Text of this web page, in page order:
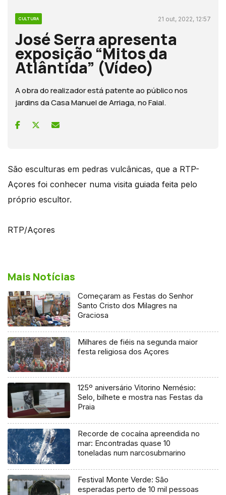
CULTURA 21 out, 2022, 12:57
José Serra apresenta
exposição “Mitos da
Atlântida” (Vídeo)
A obra do realizador está patente ao público nos
jardins da Casa Manuel de Arriaga, no Faial.
São esculturas em pedras vulcânicas, que a RTP-
Açores foi conhecer numa visita guiada feita pelo
próprio escultor.
RTP/Açores
Mais Notícias
Começaram as Festas do Senhor
Santo Cristo dos Milagres na
Graciosa
Milhares de fiéis na segunda maior
festa religiosa dos Açores
125º aniversário Vitorino Nemésio:
Selo, bilhete e mostra nas Festas da
Praia
Recorde de cocaína apreendida no
mar: Encontradas quase 10
toneladas num narcosubmarino
Festival Monte Verde: São
esperadas perto de 10 mil pessoas